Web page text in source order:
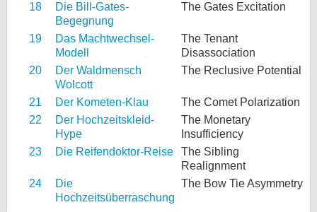
18
Die Bill-Gates-
Begegnung
The Gates Excitation
19
Das Machtwechsel-
Modell
The Tenant
Disassociation
20
Der Waldmensch
Wolcott
The Reclusive Potential
21 Der Kometen-Klau
The Comet Polarization
22
Der Hochzeitskleid-
Hype
The Monetary
Insufficiency
23
Die Reifendoktor-Reise
The Sibling
Realignment
24
Die
Hochzeitsüberraschung
The Bow Tie Asymmetry